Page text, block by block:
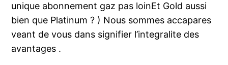
unique abonnement gaz pas loinEt Gold aussi
bien que Platinum ? ) Nous sommes accapares
veant de vous dans signifier l’integralite des
avantages .